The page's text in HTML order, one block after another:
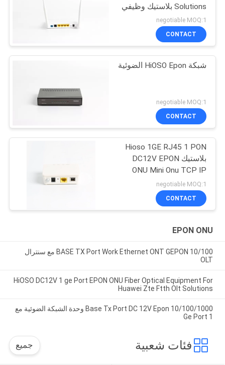
Solutions بلاستيك وظيفي
ONT متوافق
negotiable MOQ:1
CONTACT
شبكة HiOSO Epon الضوئية
negotiable MOQ:1
CONTACT
Hioso 1GE RJ45 1 PON
بلاستيك DC12V EPON
ONU Mini Onu TCP IP
متوافق مع علامة تجارية
أخرى OLT
negotiable MOQ:1
CONTACT
EPON ONU
10/100 BASE TX Port Work Ethernet ONT GEPON مع سنترال
OLT
HiOSO DC12V 1 ge Port EPON ONU Fiber Optical Equipment For
Huawei Zte Ftth Olt Solutions
10/100/1000 Base Tx Port DC 12V Epon وحدة الشبكة الضوئية مع
1 Ge Port
فئات شعبية جميع